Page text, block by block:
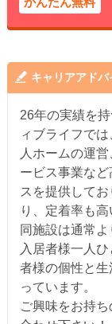
かんたん無料
キャリアアドバ
26年の実績を
ィブライフで
人ホームの運
ービス事業な
スを提供して
り、定着率も高
同施設は通常
入居者様一人
者様の個性と
っています。
ご興味をお持